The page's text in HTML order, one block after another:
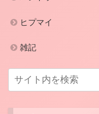
ヒプマイ
雑記